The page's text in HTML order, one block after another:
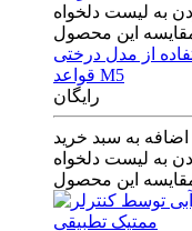
به لیست دلخواه
این محصول
از مدل درختی
قواعد M5
رایگان
اضافه به سبد خرید
به لیست دلخواه
این محصول